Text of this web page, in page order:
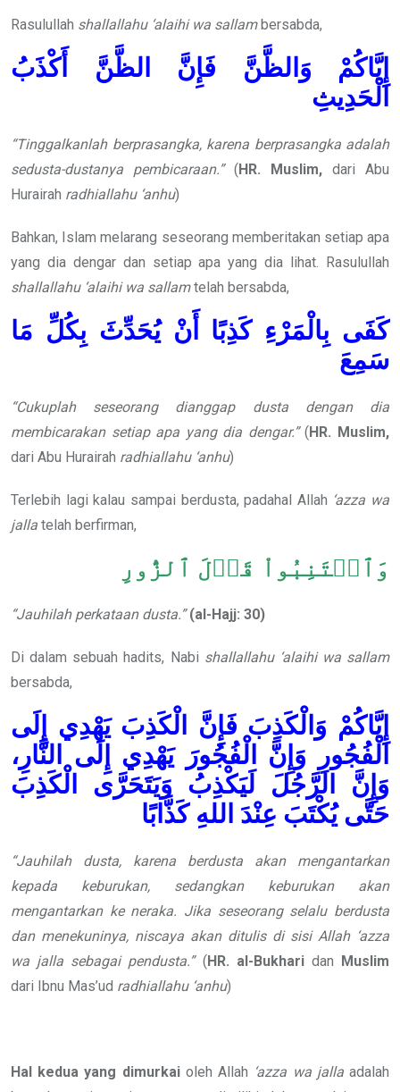
Rasulullah shallallahu ‘alaihi wa sallambersabda,
إِيَّاكُمْ وَالظَّنَّ فَإِنَّ الظَّنَّ أَكْذَبُ
الْحَدِيثِ
“Tinggalkanlah berprasangka, karena berprasangka adalah
sedusta-dustanya pembicaraan.” ( HR. Muslim, dari Abu
Hurairah radhiallahu ‘anhu)
Bahkan, Islam melarang seseorang memberitakan setiap apa
yang dia dengar dan setiap apa yang dia lihat. Rasulullah
shallallahu ‘alaihi wa sallamtelah bersabda,
كَفَى بِالْمَرْءِ كَذِبًا أَنْ يُحَدِّثَ بِكُلِّ مَا
سَمِعَ
“Cukuplah seseorang dianggap dusta dengan dia
membicarakan setiap apa yang dia dengar.”( HR. Muslim,
dari Abu Hurairah radhiallahu ‘anhu)
Terlebih lagi kalau sampai berdusta, padahal Allah ‘azza wa
jalla telah berfirman,
وَٱجۡتَنِبُواْ قَوۡلَ ٱلزُّورِ
“Jauhilah perkataan dusta.”(al-Hajj: 30)
Di dalam sebuah hadits, Nabi shallallahu ‘alaihi wa sallam
bersabda,
إِيَّاكُمْ وَالْكَذِبَ فَإِنَّ الْكَذِبَ يَهْدِي إِلَى
الْفُجُورِ وَإِنَّ الْفُجُورَ يَهْدِي إِلَى النَّارِ،
وَإِنَّ الرَّجُلَ لَيَكْذِبُ وَيَتَحَرَّى الْكَذِبَ
حَتَّى يُكْتَبَ عِنْدَ اللهِ كَذَّابًا
“Jauhilah dusta, karena berdusta akan mengantarkan
kepada keburukan, sedangkan keburukan akan
mengantarkan ke neraka. Jika seseorang selalu berdusta
dan menekuninya, niscaya akan ditulis di sisi Allah ‘azza
wa jalla sebagai pendusta.” ( HR. al-Bukhari dan
Muslim
dari Ibnu Mas’ud radhiallahu ‘anhu)
Hal kedua yang dimurkai oleh Allah ‘azza wa jallaadalah